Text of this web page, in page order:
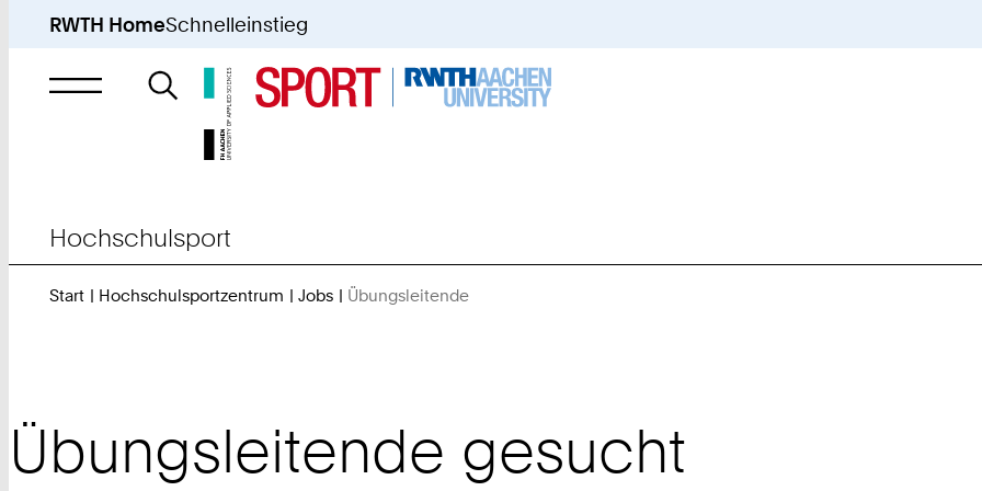
RWTH HomeSchnelleinstieg
Suche
nach
Hochschulsport
Start Hochschulsportzentrum Jobs Übungsleitende
Übungsleitende gesucht